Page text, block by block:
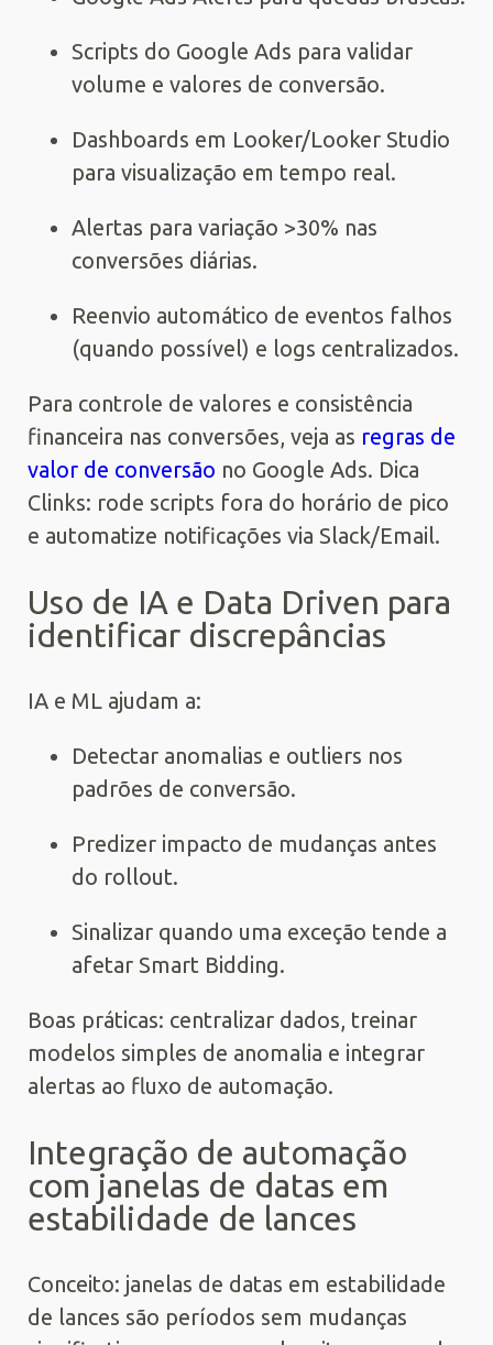
Scripts do Google Ads para validar
volume e valores de conversão.
Dashboards em Looker/Looker Studio
para visualização em tempo real.
Alertas para variação >30% nas
conversões diárias.
Reenvio automático de eventos falhos
(quando possível) e logs centralizados.
Para controle de valores e consistência
financeira nas conversões, veja as regras de
valor de conversão no Google Ads. Dica
Clinks: rode scripts fora do horário de pico
e automatize notificações via Slack/Email.
Uso de IA e Data Driven para
identificar discrepâncias
IA e ML ajudam a:
Detectar anomalias e outliers nos
padrões de conversão.
Predizer impacto de mudanças antes
do rollout.
Sinalizar quando uma exceção tende a
afetar Smart Bidding.
Boas práticas: centralizar dados, treinar
modelos simples de anomalia e integrar
alertas ao fluxo de automação.
Integração de automação
com janelas de datas em
estabilidade de lances
Conceito: janelas de datas em estabilidade
de lances são períodos sem mudanças